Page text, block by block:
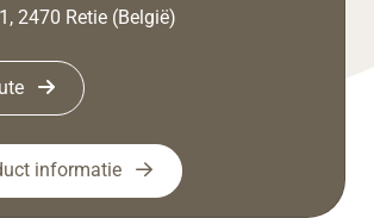
2470 Retie (België)
informatie